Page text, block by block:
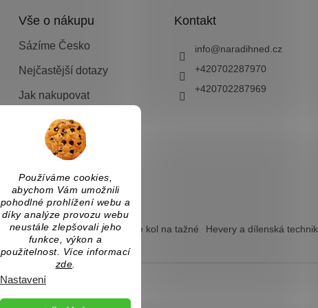
Používáme cookies,
abychom Vám umožnili
pohodlné prohlížení webu a
díky analýze provozu webu
neustále zlepšovali jeho
funkce, výkon a
použitelnost. Více informací
zde.
Nastavení
Vše o nákupu
Sázíme Česko
Nejčastější dotazy
Jak nakupovat
Doprava a platba
Vrácení zboží nebo
výměna
Kontakt
info@naradihned.cz
+420702287970
+420702287969
Ostrovní solární systémy Nosiče kol na tažné Hevery a dílenská